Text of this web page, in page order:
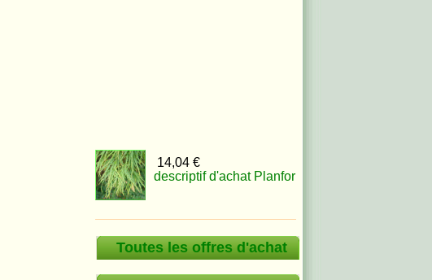
14,04 €
descriptif d'achat Planfor
Toutes les offres d'achat